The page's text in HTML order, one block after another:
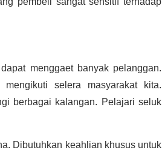
menggaet banyak pelanggan.
selera masyarakat kita.
berbagai kalangan. Pelajari seluk
Dibutuhkan keahlian khusus untuk